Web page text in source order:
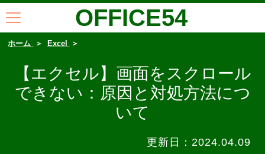
OFFICE54
ホーム Excel
【エクセル】画面をスクロール
できない：原因と対処方法につ
いて
更新日： 2024.04.09